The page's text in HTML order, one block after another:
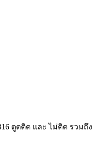
ดูดติด และ ไม่ติด รวมถึง